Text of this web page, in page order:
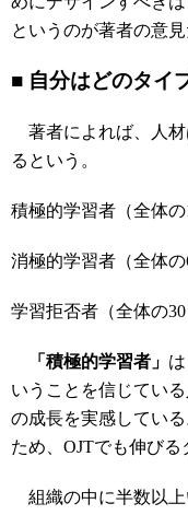
というのが著者の意見
■ 自分はどのタイ
著者によれば、人材
るという。
積極的学習者（全体の
消極的学習者（全体の
学習拒否者（全体の30
「積極的学習者」
いうことを信じてい
の成長を実感してい
ため、OJTでも伸びる
組織の中に半数以上